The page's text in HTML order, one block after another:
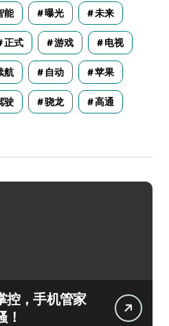
能 曝光 未来
正式 游戏 电视
航 自动 苹果
驶 骁龙 高通
控，手机管家